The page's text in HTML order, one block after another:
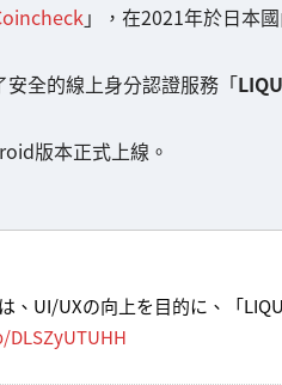
」，在2021年於日本
全的線上身分認證服務「
版本正式上線。
、UI/UXの向上を目的に、「